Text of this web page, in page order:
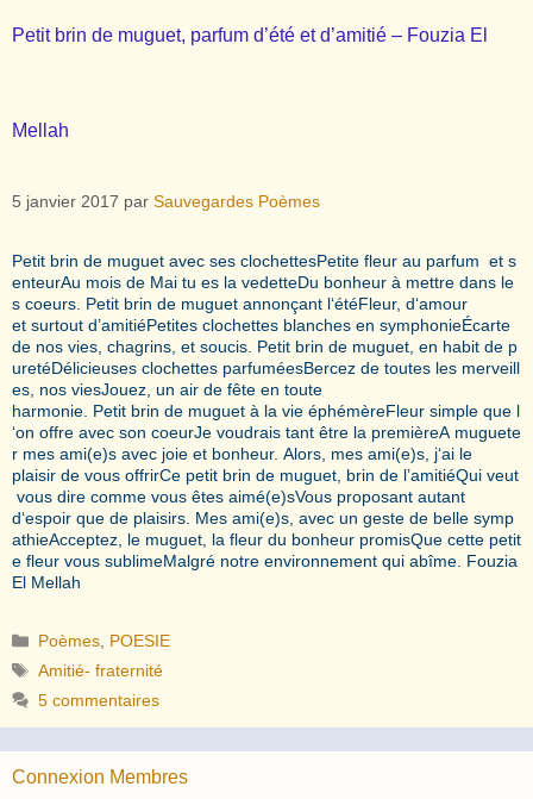
Petit brin de muguet, parfum d’été et d’amitié – Fouzia El
Mellah
5 janvier 2017 par Sauvegardes Poèmes
Petit brin de muguet avec ses clochettesPetite fleur au parfum et s
enteurAu mois de Mai tu es la vedetteDu bonheur à mettre dans le
s coeurs. Petit brin de muguet annonçant l‘étéFleur, d‘amour
et surtout d’amitiéPetites clochettes blanches en symphonieÉcarte
de nos vies, chagrins, et soucis. Petit brin de muguet, en habit de p
uretéDélicieuses clochettes parfuméesBercez de toutes les merveill
es, nos viesJouez, un air de fête en toute
harmonie. Petit brin de muguet à la vie éphémèreFleur simple que l
‘on offre avec son coeurJe voudrais tant être la premièreA muguete
r mes ami(e)s avec joie et bonheur. Alors, mes ami(e)s, j‘ai le
plaisir de vous offrirCe petit brin de muguet, brin de l’amitiéQui veut
vous dire comme vous êtes aimé(e)sVous proposant autant
d‘espoir que de plaisirs. Mes ami(e)s, avec un geste de belle symp
athieAcceptez, le muguet, la fleur du bonheur promisQue cette petit
e fleur vous sublimeMalgré notre environnement qui abîme. Fouzia
El Mellah
Catégories
Poèmes POESIE
Étiquettes
Amitié- fraternité
5 commentaires
Connexion Membres